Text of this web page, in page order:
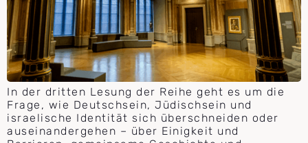
In der dritten Lesung der Reihe geht es um die
Frage, wie Deutschsein, Jüdischsein und
israelische Identität sich überschneiden oder
auseinandergehen – über Einigkeit und